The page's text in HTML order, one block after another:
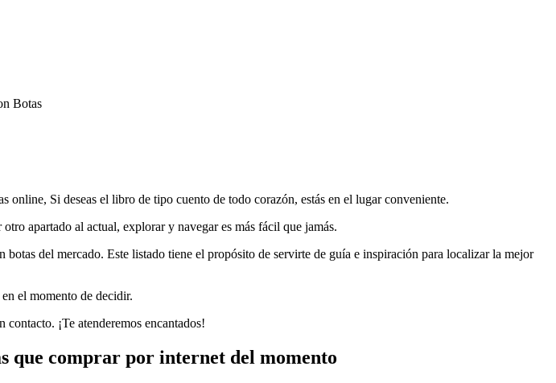
Botas
online, Si deseas el libro de tipo cuento de todo corazón, estás en el lugar conveniente.
apartado al actual, explorar y navegar es más fácil que jamás.
del mercado. Este listado tiene el propósito de servirte de guía e inspiración para localizar la mejor
el momento de decidir.
¡Te atenderemos encantados!
que comprar por internet del momento